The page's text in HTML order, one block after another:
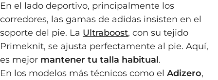
En el lado deportivo, principalmente los
corredores, las gamas de adidas insisten en el
soporte del pie. La Ultraboost, con su tejido
Primeknit, se ajusta perfectamente al pie. Aquí,
es mejor mantener tu talla habitual.
En los modelos más técnicos como el Adizero,